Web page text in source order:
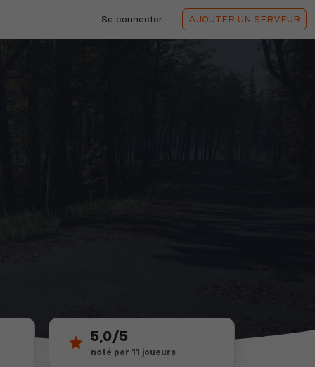
Se connecter AJOUTER UN SERVEUR
5,0/5
noté par 11 joueurs